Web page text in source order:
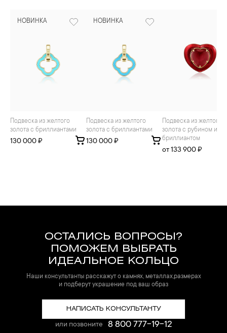
НОВИНКА
Подвеска из желтого
золота с бриллиантами
130 000 ₽
НОВИНКА
Подвеска из желтого
золота с бриллиантами
130 000 ₽
Подвеска из желтого
золота с рубином и
бриллиантом
от 133 900 ₽
ОСТАЛИСЬ ВОПРОСЫ?
ПОМОЖЕМ ВЫБРАТЬ
ИДЕАЛЬНОЕ КОЛЬЦО
Наши консультанты расскажут о камнях, металлах,размерах
и подберут украшение под ваш образ
НАПИСАТЬ КОНСУЛЬТАНТУ
или позвоните 8 800 777-19-12